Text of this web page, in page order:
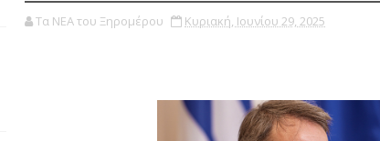
Τα ΝΕΑ του Ξηρομέρου Κυριακή, Ιουνίου 29, 2025